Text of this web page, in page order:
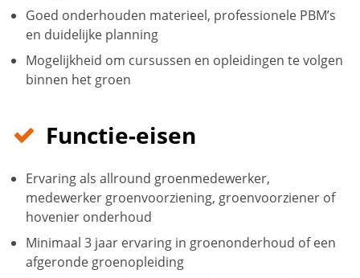
Goed onderhouden materieel, professionele PBM’s
en duidelijke planning
Mogelijkheid om cursussen en opleidingen te volgen
binnen het groen
Functie-eisen
Ervaring als allround groenmedewerker,
medewerker groenvoorziening, groenvoorziener of
hovenier onderhoud
Minimaal 3 jaar ervaring in groenonderhoud of een
afgeronde groenopleiding